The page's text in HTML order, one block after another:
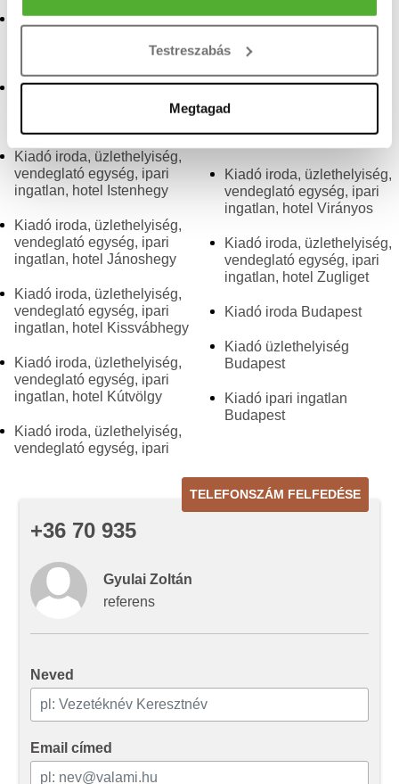
módjairól és adja meg preferenciáit a
pontban. Bármikor módosíthatja vagy visszavonhatja a
Sütinyilatkozathoz való hozzájárulását.
szabásához, közösségi funkciók biztosításához,
valamint weboldalforgalmunk elemzéséhez. Ezenkívül
közösségi média-, hirdető- és elemező partnereinkkel
megosztjuk az Ön weboldalhasználatra vonatkozó
adatait, akik kombinálhatják az adatokat más olyan
adatokkal, amelyeket Ön adott meg számukra vagy az
Ön által használt más szolgáltatásokból gyűjtöttek.
Testreszabás
Megtagad
Kiadó iroda, üzlethelyiség,
ingatlan, hotel Farkasrét
Kiadó iroda, üzlethelyiség,
Kiadó iroda, üzlethelyiség,
vendeglató egység, ipari
ingatlan, hotel Istenhegy
Kiadó iroda, üzlethelyiség,
vendeglató egység, ipari
ingatlan, hotel Jánoshegy
Kiadó iroda, üzlethelyiség,
vendeglató egység, ipari
ingatlan, hotel Kissvábhegy
Kiadó iroda, üzlethelyiség,
vendeglató egység, ipari
ingatlan, hotel Kútvölgy
Kiadó iroda, üzlethelyiség,
vendeglató egység, ipari
Kiadó iroda, üzlethelyiség,
ingatlan, hotel Svábhegy
Kiadó iroda, üzlethelyiség,
vendeglató egység, ipari
Széchenyihegy
Kiadó iroda, üzlethelyiség,
vendeglató egység, ipari
ingatlan, hotel Virányos
Kiadó iroda, üzlethelyiség,
vendeglató egység, ipari
ingatlan, hotel Zugliget
Kiadó iroda Budapest
Kiadó üzlethelyiség
Budapest
Kiadó ipari ingatlan
Budapest
+36 70 935
TELEFONSZÁM FELFEDÉSE
Gyulai Zoltán
referens
Neved
Email címed